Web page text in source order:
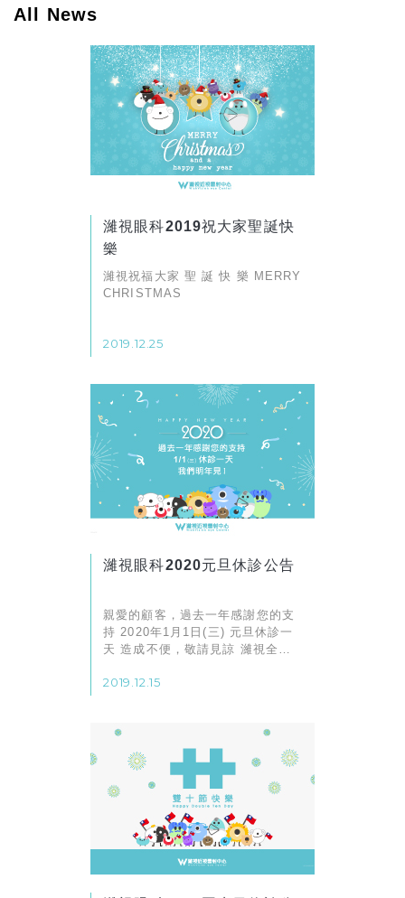
All News
濰視眼科2019祝大家聖誕快
樂
濰視祝福大家 聖 誕 快 樂 MERRY
CHRISTMAS
2019.12.25
濰視眼科2020元旦休診公告
親愛的顧客，過去一年感謝您的支
持 2020年1月1日(三) 元旦休診一
天 造成不便，敬請見諒 濰視全體
2019.12.15